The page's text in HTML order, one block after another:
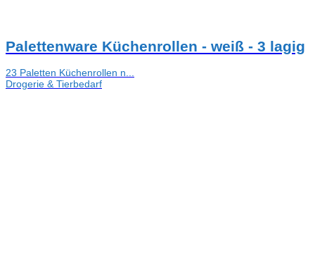
Palettenware Küchenrollen - weiß - 3 lagig
23 Paletten Küchenrollen n...
Drogerie & Tierbedarf